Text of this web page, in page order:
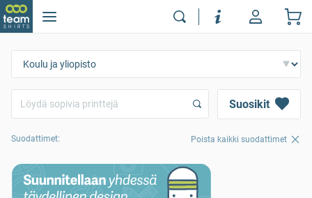
Suosikit
Suodattimet: Poista kaikki suodattimet